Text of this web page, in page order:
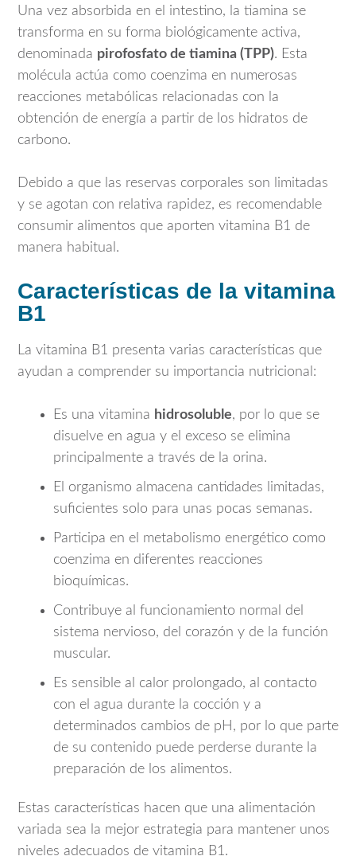
Una vez absorbida en el intestino, la tiamina se
transforma en su forma biológicamente activa,
denominada pirofosfato de tiamina (TPP). Esta
molécula actúa como coenzima en numerosas
reacciones metabólicas relacionadas con la
obtención de energía a partir de los hidratos de
carbono.
Debido a que las reservas corporales son limitadas
y se agotan con relativa rapidez, es recomendable
consumir alimentos que aporten vitamina B1 de
manera habitual.
Características de la vitamina
B1
La vitamina B1 presenta varias características que
ayudan a comprender su importancia nutricional:
Es una vitamina hidrosoluble, por lo que se
disuelve en agua y el exceso se elimina
principalmente a través de la orina.
El organismo almacena cantidades limitadas,
suficientes solo para unas pocas semanas.
Participa en el metabolismo energético como
coenzima en diferentes reacciones
bioquímicas.
Contribuye al funcionamiento normal del
sistema nervioso, del corazón y de la función
muscular.
Es sensible al calor prolongado, al contacto
con el agua durante la cocción y a
determinados cambios de pH, por lo que parte
de su contenido puede perderse durante la
preparación de los alimentos.
Estas características hacen que una alimentación
variada sea la mejor estrategia para mantener unos
niveles adecuados de vitamina B1.